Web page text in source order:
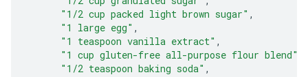
"1/2 cup packed light brown sugar" ,
"1 large egg" ,
"1 teaspoon vanilla extract" ,
"1 cup gluten-free all-purpose flour blend"
"1/2 teaspoon baking soda" ,